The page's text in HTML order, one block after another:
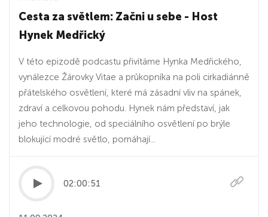
Cesta za světlem: Začni u sebe - Host
Hynek Medřický
V této epizodě podcastu přivítáme Hynka Medřického,
vynálezce Žárovky Vitae a průkopníka na poli cirkadiánně
přátelského osvětlení, které má zásadní vliv na spánek,
zdraví a celkovou pohodu. Hynek nám představí, jak
jeho technologie, od speciálního osvětlení po brýle
blokující modré světlo, pomáhají...
02:00:51